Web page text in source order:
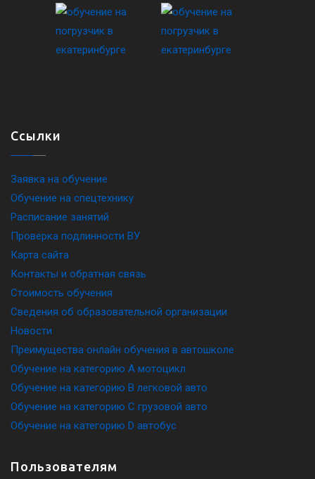
Ссылки
Заявка на обучение
Обучение на спецтехнику
Расписание занятий
Проверка подлинности ВУ
Карта сайта
Контакты и обратная связь
Стоимость обучения
Сведения об образовательной организации
Новости
Преимущества онлайн обучения в автошколе
Обучение на категорию A мотоцикл
Обучение на категорию B легковой авто
Обучение на категорию C грузовой авто
Обучение на категорию D автобус
Пользователям